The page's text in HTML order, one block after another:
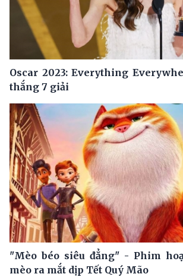
Oscar 2023: Everything
thắng 7 giải
"Mèo béo siêu đẳng" - Phim
mèo ra mắt dịp Tết Quý Mão